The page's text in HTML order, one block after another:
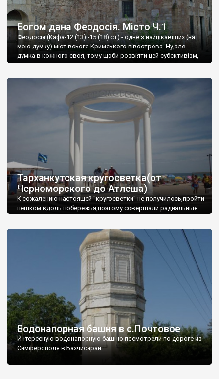
Богом дана Феодосія. Місто Ч.1
Феодосія (Кафа-12 (13) -15 (18) ст) - одне з найцікавіших (на
мою думку) міст всього Кримського півострова .Ну,але
думка в кожного своя, тому щоби розвіяти цей субєктивізм,
запрошую відвідати це
Тарханкутская кругосветка(от
Черноморского до Атлеша)
К сожалению настоящей "кругосветки" не получилось,пройти
пешком вдоль побережья,поэтому совершали радиальные
Водонапорная башня в с.Почтовое
Интересную водонапорную башню посмотрели по дороге из
Симферополя в Бахчисарай.